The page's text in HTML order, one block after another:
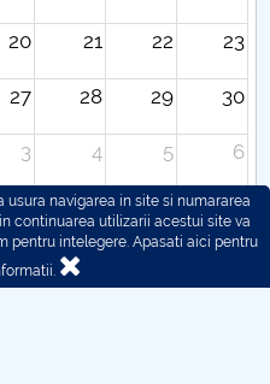
20 21 22 23
27 28 29 30
3 4 5 6
navigarea in site si numararea
continuarea utilizarii acestui site va
pentru intelegere. Apasati aici pentru